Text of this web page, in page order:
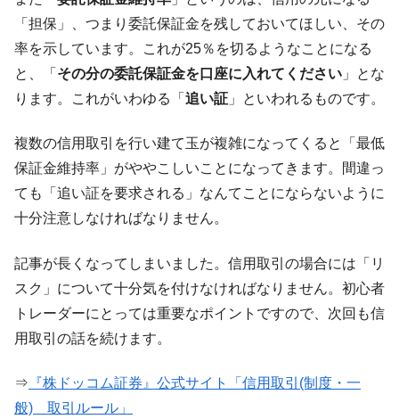
「担保」、つまり委託保証金を残しておいてほしい、その
率を示しています。これが25％を切るようなことになる
と、「 その分の委託保証金を口座に入れてください 」とな
ります。これがいわゆる「 追い証 」といわれるものです。
複数の信用取引を行い建て玉が複雑になってくると「最低
保証金維持率」がややこしいことになってきます。間違っ
ても「追い証を要求される」なんてことにならないように
十分注意しなければなりません。
記事が長くなってしまいました。信用取引の場合には「リ
スク」について十分気を付けなければなりません。初心者
トレーダーにとっては重要なポイントですので、次回も信
用取引の話を続けます。
⇒ 『株ドッコム証券』公式サイト「信用取引(制度・一
般) 取引ルール」